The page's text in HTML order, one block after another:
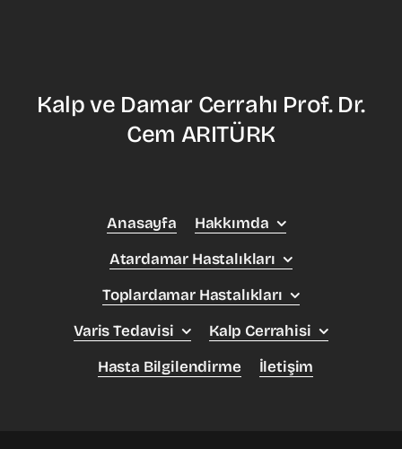
Kalp ve Damar Cerrahı Prof. Dr.
Cem ARITÜRK
Anasayfa
Hakkımda
Atardamar Hastalıkları
Toplardamar Hastalıkları
Varis Tedavisi
Kalp Cerrahisi
Hasta Bilgilendirme
İletişim